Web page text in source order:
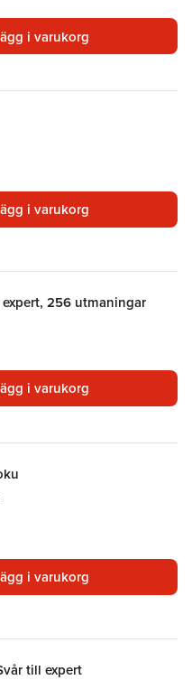
i varukorg
i varukorg
256 utmaningar
i varukorg
i varukorg
till expert